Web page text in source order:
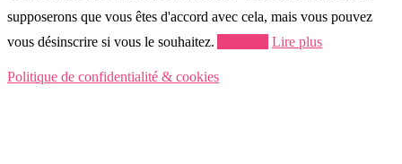
supposerons que vous êtes d'accord avec cela, mais vous pouvez
vous désinscrire si vous le souhaitez.
Lire plus
Politique de confidentialité & cookies